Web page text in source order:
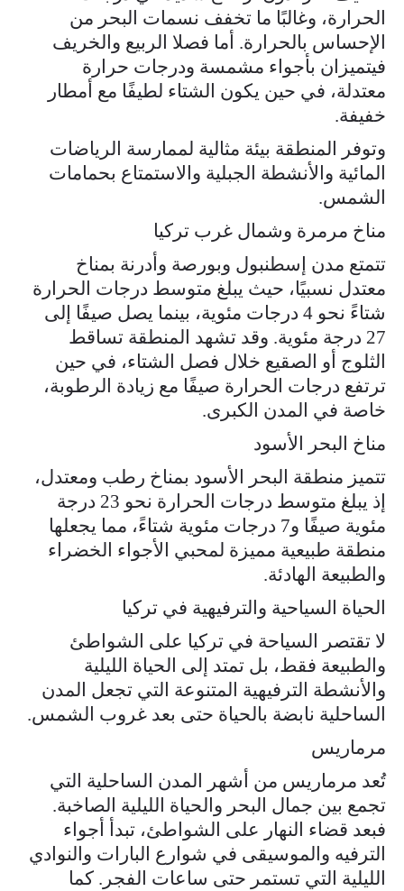
الحرارة، وغالبًا ما تخفف نسمات البحر من
الإحساس بالحرارة. أما فصلا الربيع والخريف
فيتميزان بأجواء مشمسة ودرجات حرارة
معتدلة، في حين يكون الشتاء لطيفًا مع أمطار
خفيفة.
وتوفر المنطقة بيئة مثالية لممارسة الرياضات
المائية والأنشطة الجبلية والاستمتاع بحمامات
الشمس.
مناخ مرمرة وشمال غرب تركيا
تتمتع مدن إسطنبول وبورصة وأدرنة بمناخ
معتدل نسبيًا، حيث يبلغ متوسط درجات الحرارة
شتاءً نحو 4 درجات مئوية، بينما يصل صيفًا إلى
27 درجة مئوية. وقد تشهد المنطقة تساقط
الثلوج أو الصقيع خلال فصل الشتاء، في حين
ترتفع درجات الحرارة صيفًا مع زيادة الرطوبة،
خاصة في المدن الكبرى.
مناخ البحر الأسود
تتميز منطقة البحر الأسود بمناخ رطب ومعتدل،
إذ يبلغ متوسط درجات الحرارة نحو 23 درجة
مئوية صيفًا و7 درجات مئوية شتاءً، مما يجعلها
منطقة طبيعية مميزة لمحبي الأجواء الخضراء
والطبيعة الهادئة.
الحياة السياحية والترفيهية في تركيا
لا تقتصر السياحة في تركيا على الشواطئ
والطبيعة فقط، بل تمتد إلى الحياة الليلية
والأنشطة الترفيهية المتنوعة التي تجعل المدن
الساحلية نابضة بالحياة حتى بعد غروب الشمس.
مرماريس
تُعد مرماريس من أشهر المدن الساحلية التي
تجمع بين جمال البحر والحياة الليلية الصاخبة.
فبعد قضاء النهار على الشواطئ، تبدأ أجواء
الترفيه والموسيقى في شوارع البارات والنوادي
الليلية التي تستمر حتى ساعات الفجر. كما